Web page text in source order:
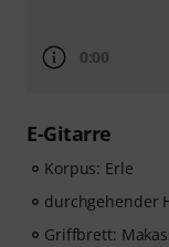
0:00
E-Gitarre
Korpus: Erle
durchgehender
Griffbrett: